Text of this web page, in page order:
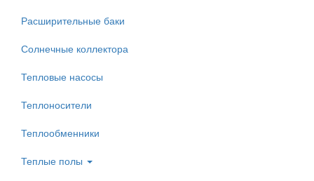
Расширительные баки
Солнечные коллектора
Тепловые насосы
Теплоносители
Теплообменники
Теплые полы